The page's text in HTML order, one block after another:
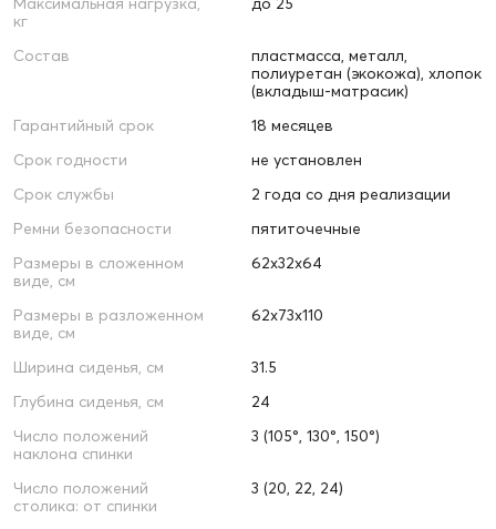
кг
Состав
пластмасса, металл,
полиуретан (экокожа), хлопок
(вкладыш-матрасик)
Гарантийный срок
18 месяцев
Срок годности
не установлен
Срок службы
2 года со дня реализации
Ремни безопасности
пятиточечные
Размеры в сложенном
виде, см
62х32х64
Размеры в разложенном
виде, см
62х73х110
Ширина сиденья, см
31.5
Глубина сиденья, см
24
Число положений
наклона спинки
3 (105°, 130°, 150°)
Число положений
столика: от спинки
3 (20, 22, 24)